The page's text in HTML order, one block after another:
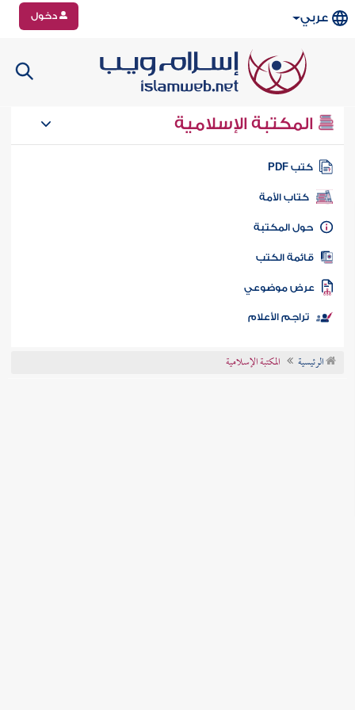
عربي دخول
المكتبة الإسلامية
كتب PDF
كتاب الأمة
المكتبة
الكتب
موضوعي
تراجم الأعلام
الرئيسية المكتبة الإسلامية